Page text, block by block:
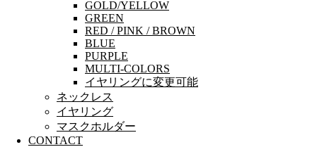
GOLD/YELLOW
GREEN
RED / PINK / BROWN
BLUE
PURPLE
MULTI-COLORS
イヤリングに変更可能
ネックレス
イヤリング
マスクホルダー
CONTACT